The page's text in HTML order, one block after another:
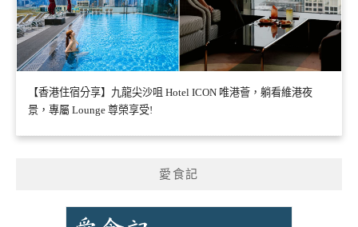
【香港住宿分享】九龍尖沙咀 Hotel ICON 唯港薈，躺看維港夜
景，專屬 Lounge 尊榮享受!
愛食記